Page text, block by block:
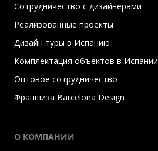
Сотрудничество с дизайнерами
Реализованные проекты
Дизайн туры в Испанию
Комплектация объектов в Испании
Оптовое сотрудничество
Франшиза Barcelona Design
О КОМПАНИИ